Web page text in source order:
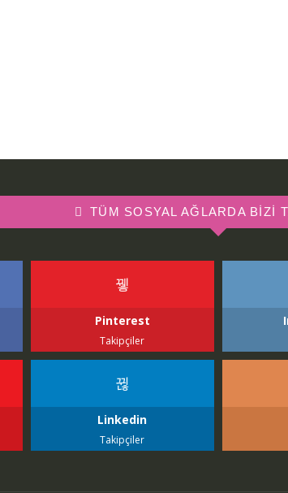
TÜM SOSYAL AĞLARDA BIZI
Pinterest
Takipçiler
Linkedin
Takipçiler